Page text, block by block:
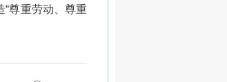
尊重劳动、尊重